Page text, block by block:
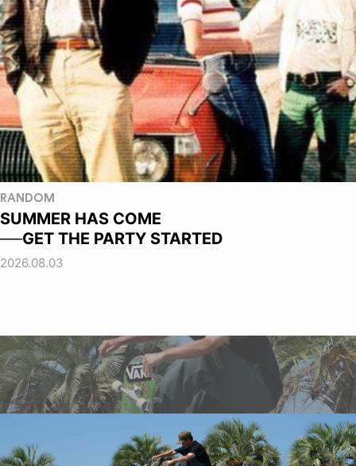
RANDOM
SUMMER HAS COME
──GET THE PARTY STARTED
2026.08.03